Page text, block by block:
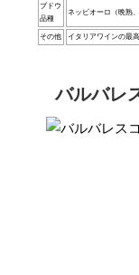
ブドウ
品種
ネッビオーロ（晩熟
その他 イタリアワインの最
バルバレ